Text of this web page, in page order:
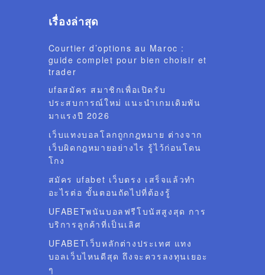
เรื่องล่าสุด
Courtier d’options au Maroc :
guide complet pour bien choisir et
trader
ufaสมัคร สมาชิกเพื่อเปิดรับ
ประสบการณ์ใหม่ แนะนำเกมเดิมพัน
มาแรงปี 2026
เว็บแทงบอลโลกถูกกฎหมาย ต่างจาก
เว็บผิดกฎหมายอย่างไร รู้ไว้ก่อนโดน
โกง
สมัคร ufabet เว็บตรง เสร็จแล้วทำ
อะไรต่อ ขั้นตอนถัดไปที่ต้องรู้
UFABETพนันบอลฟรีโบนัสสูงสุด การ
บริการลูกค้าที่เป็นเลิศ
UFABETเว็บหลักต่างประเทศ แทง
บอลเว็บไหนดีสุด ถึงจะควรลงทุนเยอะ
ๆ